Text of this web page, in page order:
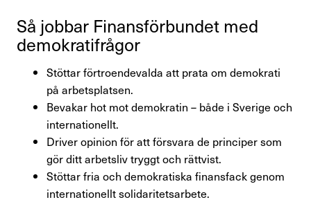
Logga in
Så jobbar Finans­för­bundet med
demo­kra­ti­frågor
Stöttar förtroendevalda att prata om demokrati
på arbetsplatsen.
Bevakar hot mot demokratin – både i Sverige och
internationellt.
Driver opinion för att försvara de principer som
gör ditt arbetsliv tryggt och rättvist.
Stöttar fria och demokratiska finansfack genom
internationellt solidaritetsarbete.